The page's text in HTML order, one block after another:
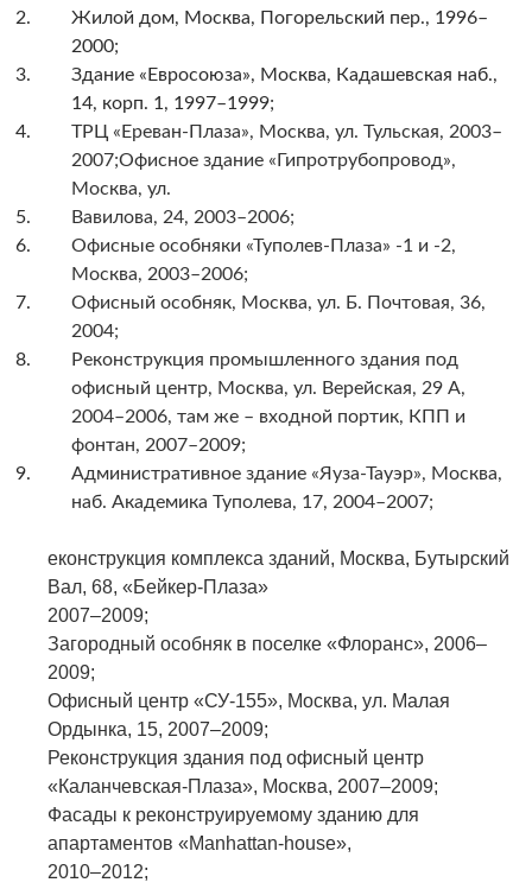
Жилой дом, Москва, Погорельский пер., 1996–
2000;
Здание «Евросоюза», Москва, Кадашевская наб.,
14, корп. 1, 1997–1999;
ТРЦ «Ереван-Плаза», Москва, ул. Тульская, 2003–
2007;Офисное здание «Гипротрубопровод»,
Москва, ул.
Вавилова, 24, 2003–2006;
Офисные особняки «Туполев-Плаза» -1 и -2,
Москва, 2003–2006;
Офисный особняк, Москва, ул. Б. Почтовая, 36,
2004;
Реконструкция промышленного здания под
офисный центр, Москва, ул. Верейская, 29 А,
2004–2006, там же – входной портик, КПП и
фонтан, 2007–2009;
Административное здание «Яуза-Тауэр», Москва,
наб. Академика Туполева, 17, 2004–2007;
еконструкция комплекса зданий, Москва, Бутырский
Вал, 68, «Бейкер-Плаза»
2007–2009;
Загородный особняк в поселке «Флоранс», 2006–
2009;
Офисный центр «СУ-155», Москва, ул. Малая
Ордынка, 15, 2007–2009;
Реконструкция здания под офисный центр
«Каланчевская-Плаза», Москва, 2007–2009;
Фасады к реконструируемому зданию для
апартаментов «Manhattan-house»,
2010–2012;